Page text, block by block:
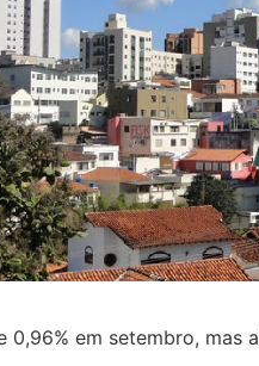
0,96% em setembro, mas